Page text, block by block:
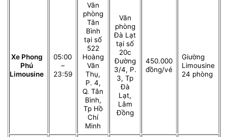
Xe Phong
Phú
Limousine
05:00
–
23:59
Văn
phòng
Tân
Bình
tại số
522
Hoàng
Văn
Thụ,
P. 4,
Q. Tân
Bình,
Tp Hồ
Chí
Minh
Văn
phòng
Đà Lạt
tại số
20c
Đường
3/4, P.
3, Tp
Đà
Lạt,
Lâm
Đồng
450.000
đồng/vé
Giường
Limousine
24 phòng